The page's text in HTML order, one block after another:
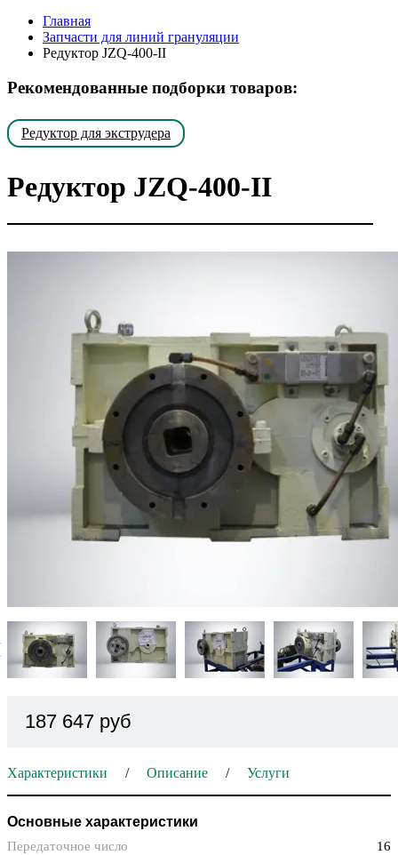
Главная
Запчасти для линий грануляции
Редуктор JZQ-400-II
Рекомендованные подборки товаров:
Редуктор для экструдера
Редуктор JZQ-400-II
187 647 руб
Характеристики Описание Услуги
Основные характеристики
Передаточное число
16